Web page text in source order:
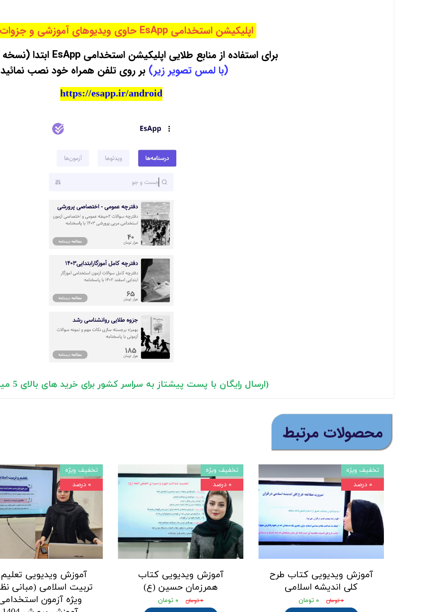
اپلیکیشن استخدامی EsApp حاوی ویدیوهای آموزشی و جزوات طلایی :
برای استفاده از منابع طلایی اپلیکیشن استخدامی EsApp ابتدا (نسخه اندورید) آن را
(با لمس تصویر زیر) بر روی تلفن همراه خود نصب
https://esapp.ir/android
(ارسال رایگان با پست پیشتاز به سراسر کشور برای خرید های بالای 5 میلیون تومان)
​محصولات مرتبط
آموزش ویدیویی کتاب طرح
کلی اندیشه اسلامی
۰ تومان ۰ تومان
تخفیف ویژه
۰ درصد
آموزش ویدیویی کتاب
همرزمان حسین (ع)
۰ تومان ۰ تومان
تخفیف ویژه
۰ درصد
آموزش ویدیویی
تربیت اسلامی (مبانی
ویژه آزمون
تخفیف ویژه
۰ درصد